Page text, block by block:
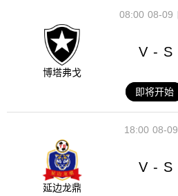
08-09
08:00
博塔弗戈
V - S
即将开始
08-09
18:00
延边龙鼎
V - S